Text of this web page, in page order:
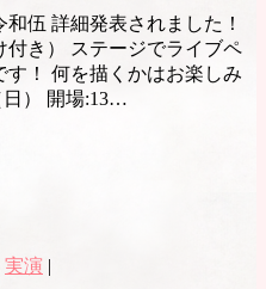
伍 詳細発表されました！
き） ステージでライブペ
！ 何を描くかはお楽しみ
日） 開場:13…
実演 |